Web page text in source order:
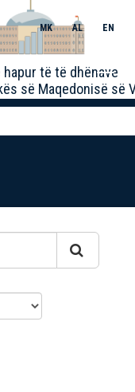
hapur të të dhënave
së Maqedonisë së
MK AL EN
Toggle